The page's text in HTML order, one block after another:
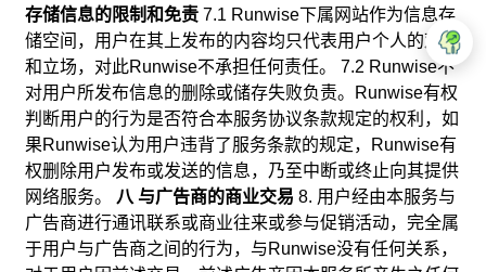
存储信息的限制和免责 7.1 Runwise下属网站作为信息存
储空间，用户在其上发布的内容均只代表用户个人的观点
和立场，对此Runwise不承担任何责任。 7.2 Runwise不
对用户所发布信息的删除或储存失败负责。Runwise有权
判断用户的行为是否符合本服务协议条款规定的权利，如
果Runwise认为用户违背了服务条款的规定，Runwise有
权删除用户发布或发送的信息，乃至中断或终止向其提供
网络服务。 八 与广告商的商业交易 8. 用户经由本服务与
广告商进行通讯联系或商业往来或参与促销活动，完全属
于用户与广告商之间的行为，与Runwise没有任何关系，